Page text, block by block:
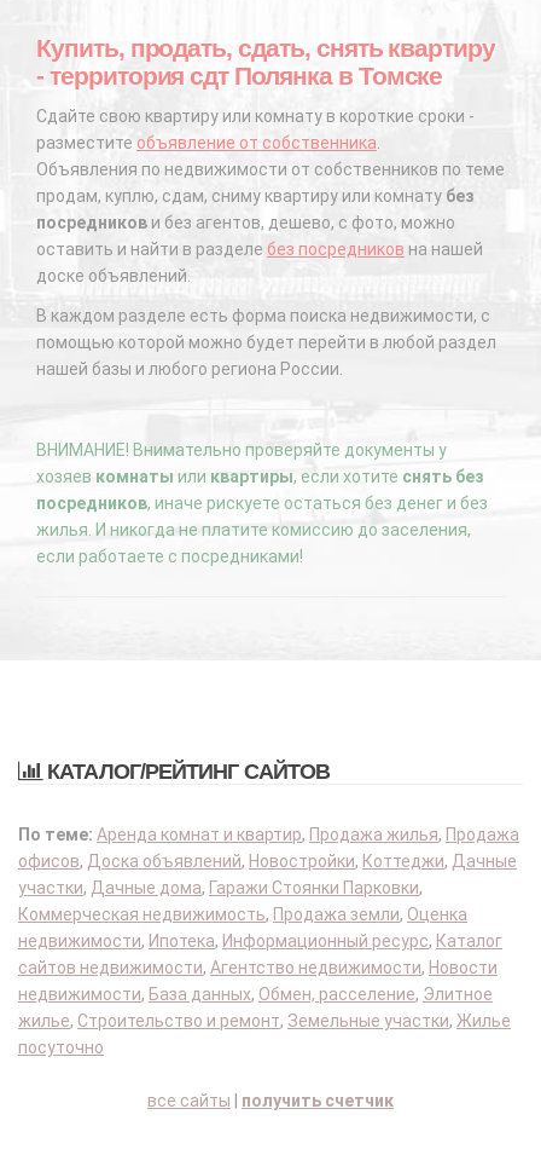
Купить, продать, сдать, снять квартиру
- территория сдт Полянка в Томске
Сдайте свою квартиру или комнату в короткие сроки -
разместите объявление от собственника.
Объявления по недвижимости от собственников по теме
продам, куплю, сдам, сниму квартиру или комнату без
посредников и без агентов, дешево, с фото, можно
оставить и найти в разделе без посредников на нашей
доске объявлений.
В каждом разделе есть форма поиска недвижимости, с
помощью которой можно будет перейти в любой раздел
нашей базы и любого региона России.
ВНИМАНИЕ! Внимательно проверяйте документы у
хозяев комнаты или квартиры, если хотите снять без
посредников, иначе рискуете остаться без денег и без
жилья. И никогда не платите комиссию до заселения,
если работаете с посредниками!
КАТАЛОГ/РЕЙТИНГ САЙТОВ
По теме: Аренда комнат и квартир, Продажа жилья, Продажа
офисов, Доска объявлений, Новостройки, Коттеджи, Дачные
участки, Дачные дома, Гаражи Стоянки Парковки,
Коммерческая недвижимость, Продажа земли, Оценка
недвижимости, Ипотека, Информационный ресурс, Каталог
сайтов недвижимости, Агентство недвижимости, Новости
недвижимости, База данных, Обмен, расселение, Элитное
жилье, Строительство и ремонт, Земельные участки, Жилье
посуточно
все сайты получить счетчик